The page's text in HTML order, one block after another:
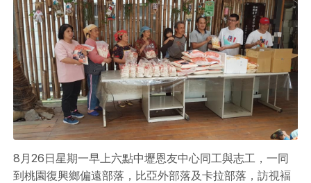
8月26日星期一早上六點中壢恩友中心同工與志工，一同
到桃園復興鄉偏遠部落，比亞外部落及卡拉部落，訪視褔